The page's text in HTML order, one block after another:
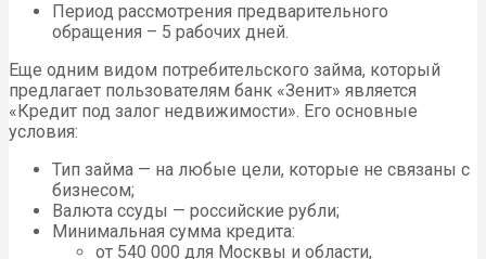
Период рассмотрения предварительного
обращения – 5 рабочих дней.
Еще одним видом потребительского займа, который
предлагает пользователям банк «Зенит» является
«Кредит под залог недвижимости». Его основные
условия:
Тип займа — на любые цели, которые не связаны с
бизнесом;
Валюта ссуды — российские рубли;
Минимальная сумма кредита:
от 540 000 для Москвы и области,